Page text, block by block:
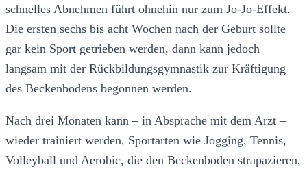
schnelles Abnehmen führt ohnehin nur zum Jo-Jo-Effekt.
Die ersten sechs bis acht Wochen nach der Geburt sollte
gar kein Sport getrieben werden, dann kann jedoch
langsam mit der Rückbildungsgymnastik zur Kräftigung
des Beckenbodens begonnen werden.
Nach drei Monaten kann – in Absprache mit dem Arzt –
wieder trainiert werden, Sportarten wie Jogging, Tennis,
Volleyball und Aerobic, die den Beckenboden strapazieren,